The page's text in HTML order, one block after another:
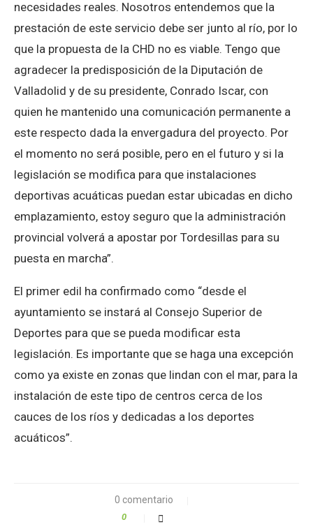
necesidades reales. Nosotros entendemos que la
prestación de este servicio debe ser junto al río, por lo
que la propuesta de la CHD no es viable. Tengo que
agradecer la predisposición de la Diputación de
Valladolid y de su presidente, Conrado Iscar, con
quien he mantenido una comunicación permanente a
este respecto dada la envergadura del proyecto. Por
el momento no será posible, pero en el futuro y si la
legislación se modifica para que instalaciones
deportivas acuáticas puedan estar ubicadas en dicho
emplazamiento, estoy seguro que la administración
provincial volverá a apostar por Tordesillas para su
puesta en marcha”.
El primer edil ha confirmado como “desde el
ayuntamiento se instará al Consejo Superior de
Deportes para que se pueda modificar esta
legislación. Es importante que se haga una excepción
como ya existe en zonas que lindan con el mar, para la
instalación de este tipo de centros cerca de los
cauces de los ríos y dedicadas a los deportes
acuáticos”.
0 comentario
0